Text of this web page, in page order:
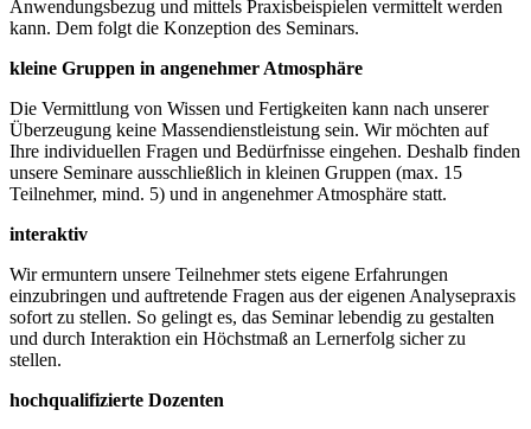
Anwendungsbezug und mittels Praxisbeispielen vermittelt werden
kann. Dem folgt die Konzeption des Seminars.
kleine Gruppen in angenehmer Atmosphäre
Die Vermittlung von Wissen und Fertigkeiten kann nach unserer
Überzeugung keine Massendienstleistung sein. Wir möchten auf
Ihre individuellen Fragen und Bedürfnisse eingehen. Deshalb finden
unsere Seminare ausschließlich in kleinen Gruppen (max. 15
Teilnehmer, mind. 5) und in angenehmer Atmosphäre statt.
interaktiv
Wir ermuntern unsere Teilnehmer stets eigene Erfahrungen
einzubringen und auftretende Fragen aus der eigenen Analysepraxis
sofort zu stellen. So gelingt es, das Seminar lebendig zu gestalten
und durch Interaktion ein Höchstmaß an Lernerfolg sicher zu
stellen.
hochqualifizierte Dozenten